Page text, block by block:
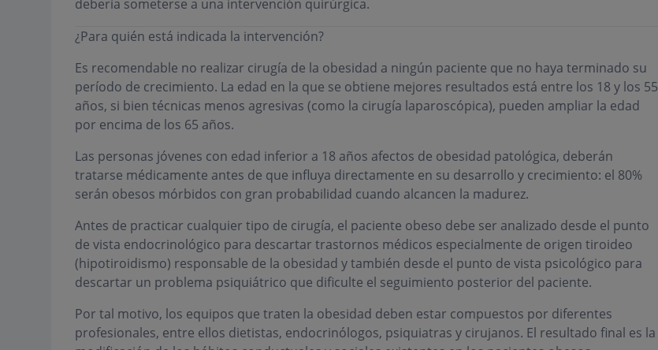
debería someterse a una intervención quirúrgica.
¿Para quién está indicada la intervención?
Es recomendable no realizar cirugía de la obesidad a ningún paciente que no haya terminado su
período de crecimiento. La edad en la que se obtiene mejores resultados está entre los 18 y los 55
años, si bien técnicas menos agresivas (como la cirugía laparoscópica), pueden ampliar la edad
por encima de los 65 años.
Las personas jóvenes con edad inferior a 18 años afectos de obesidad patológica, deberán
tratarse médicamente antes de que influya directamente en su desarrollo y crecimiento: el 80%
serán obesos mórbidos con gran probabilidad cuando alcancen la madurez.
Antes de practicar cualquier tipo de cirugía, el paciente obeso debe ser analizado desde el punto
de vista endocrinológico para descartar trastornos médicos especialmente de origen tiroideo
(hipotiroidismo) responsable de la obesidad y también desde el punto de vista psicológico para
descartar un problema psiquiátrico que dificulte el seguimiento posterior del paciente.
Por tal motivo, los equipos que traten la obesidad deben estar compuestos por diferentes
profesionales, entre ellos dietistas, endocrinólogos, psiquiatras y cirujanos. El resultado final es la